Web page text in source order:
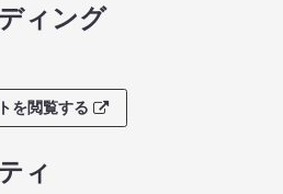
ィング
を閲覧する
ィ